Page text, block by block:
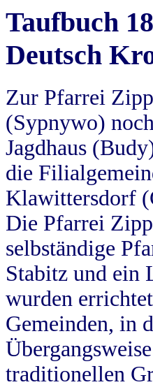
Taufbuch
Deutsch
Zur Pfarrei
(Sypnywo)
Jagdhaus
die
Klawittersdorf
Die Pfarrei
selbständige
Stabitz und ein
wurden
Gemeinden, in
traditionellen